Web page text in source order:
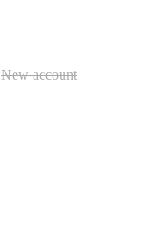
New account